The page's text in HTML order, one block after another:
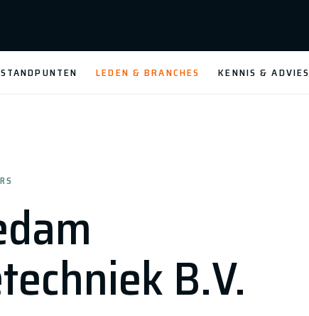
STANDPUNTEN LEDEN & BRANCHES KENNIS & ADVIES
B.V.